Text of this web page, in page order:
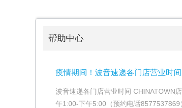
帮助中心
疫情期间！波音速递各门店营业时间
波音速递各门店营业时间 CHINATOWN
午1:00-下午5:00（预约电话